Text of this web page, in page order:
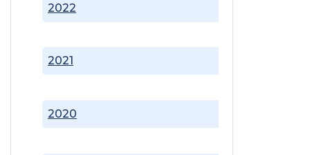
2020
2021
2022